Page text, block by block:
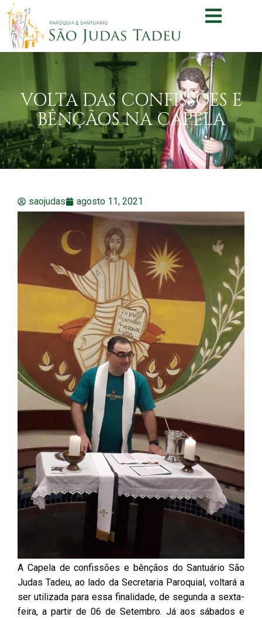
VOLTA DAS CONFISSÕES E
BÊNÇÃOS NA CAPELA
saojudas agosto 11, 2021
A Capela de confissões e bênçãos do Santuário São
Judas Tadeu, ao lado da Secretaria Paroquial, voltará a
ser utilizada para essa finalidade, de segunda a sexta-
feira, a partir de 06 de Setembro. Já aos sábados e